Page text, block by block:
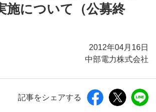
施について（公募終
2012年04月16日
中部電力株式会社
記事をシェアする